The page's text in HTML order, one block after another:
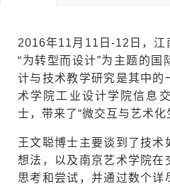
2016年11月11日-12日，江
“为转型而设计”为主题的
计与技术教学研究是其中的
术学院工业设计学院信息
士，带来了“微交互与艺术化
王文聪博士主要谈到了技
想法，以及南京艺术学院在
思考和尝试，并通过数个详